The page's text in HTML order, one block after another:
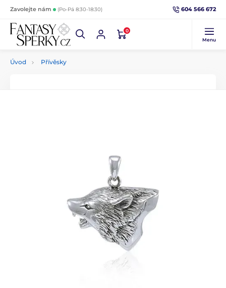
Zavolejte nám (Po-Pá 8:30-18:30) 604 566 672
0
Menu
Úvod Přívěsky